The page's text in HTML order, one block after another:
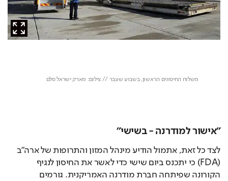
                משלוח החיסונים הראשון, בשבוע שעבר // צילום: מארק ישראל סלם
"אישור למודרנה - בשישי"
לצד כל זאת, אתמול הודיע מינהל המזון והתרופות של ארה"ב
(FDA) כי יתכנס ביום שישי כדי לאשר את החיסון לנגיף
הקורונה שפיתחה חברת מודרנה האמריקנית. גורמים